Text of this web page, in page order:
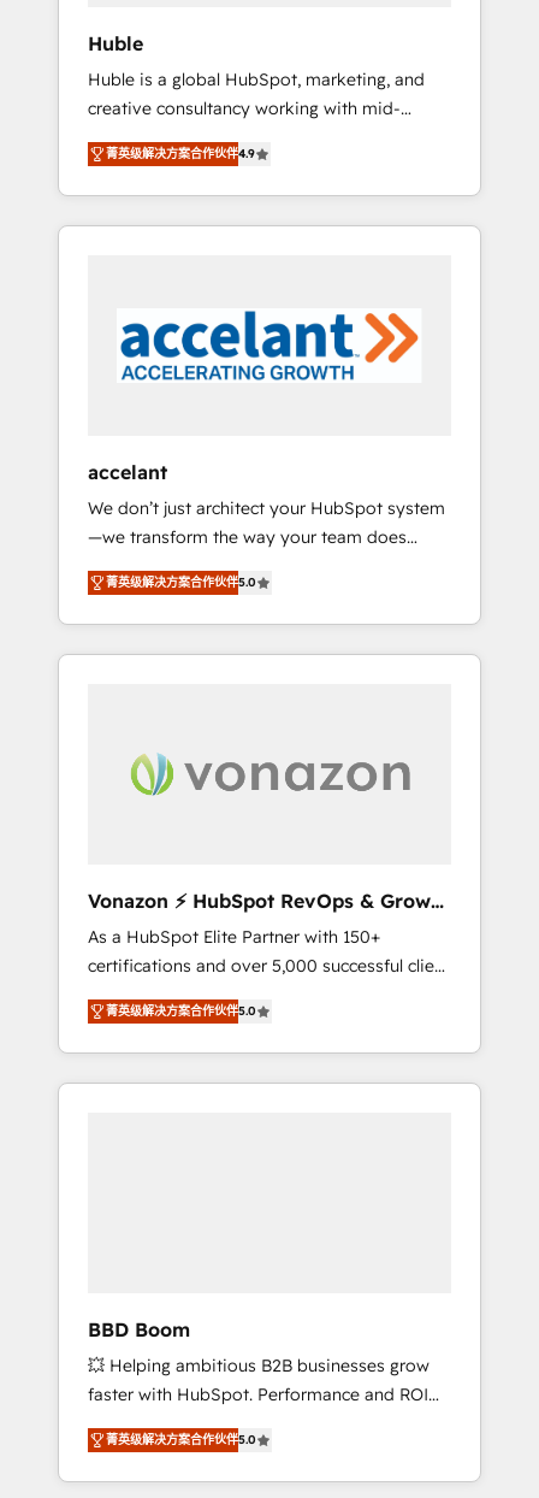
Paypal 💰 Sage or Netsuite 🤖 Google or
Microsoft ✍️ DocuSign or PandaDoc 🌐
Avalara or Quaderno HubSnacks holds the
rare Advanced "Custom Integrations"
Accreditation, securely sync data across... 🔄
any apps, in any direction. Stuck on your old
CRM..? Migrate | seamlessly off your old CRM
our in-house "HubScrub" Tool.
Huble
Huble is a global HubSpot, marketing, and
creative consultancy working with mid-
market and enterprise businesses. We go
beyond implementation, shaping the
strategy, processes, and teams that turn
HubSpot into a genuine growth engine.
5 partners worldwide, and with over 15 years
in the ecosystem, Huble has built a track
record that speaks for itself. One company,
Singapore, and South Africa. Certified
compliant with ISO/IEC 27001:2022 and ISO
9001:2015 across all seven international
offices and 175+ employees.
菁英级解决方案合作伙伴4.9
accelant
We don’t just architect your HubSpot system
—we transform the way your team does
business. As an Elite HubSpot Solutions
Partner, we specialize in creating tailored,
end-to-end CRM solutions that accelerate
growth, improve operational efficiency, and
time to deeply understand your unique
needs, crafting custom strategies that deliver
responsiveness, and ongoing support, we
equip your team to adopt new systems with
confidence and achieve a unified, data-
driven approach to customer engagement.
菁英级解决方案合作伙伴5.0
Vonazon ⚡ HubSpot RevOps & Growth
Strategy Experts
As a HubSpot Elite Partner with 150+
certifications and over 5,000 successful client
engagements, Vonazon turns marketing
complexity into measurable, scalable growth.
From onboarding to enterprise-grade
campaigns, our in-house team builds scalable
tools and CRM optimization • Retention
strategies with customer journey mapping 🏅
Elite-Level HubSpot Execution • 750+
onboardings and 2,000+ implementations •
Deep expertise across marketing, sales, and
service hubs • Built-in flexibility for startups
菁英级解决方案合作伙伴5.0
BBD Boom
💥 Helping ambitious B2B businesses grow
faster with HubSpot. Performance and ROI
focused. 💥 BBD Boom is the HubSpot
partner that can help you to HubSpot Better.
We work with your teams to solve all your
菁英级解决方案合作伙伴5.0